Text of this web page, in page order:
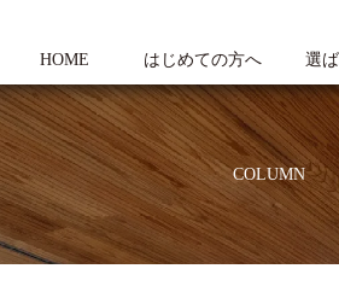
HOME はじめての方へ 選
COLUMN